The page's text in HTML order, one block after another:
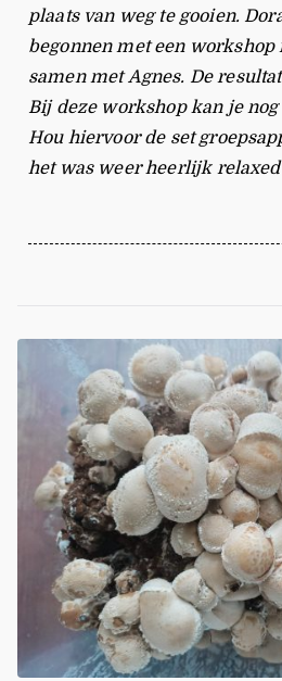
plaats van weg te gooien.
begonnen met een
samen met Agnes. De
Bij deze workshop kan je
Hou hiervoor de set
het was weer heerlijk